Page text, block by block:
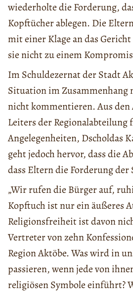
wiederholte die Forderung,
Kopftücher ablegen. Die
mit einer Klage an das
sie nicht zu einem
Im Schuldezernat der Stadt
Situation im
nicht kommentieren. Aus den
Leiters der Regionalabteilung
Angelegenheiten, Dscholdas
geht jedoch hervor, dass die
dass Eltern die Forderung der
„Wir rufen die Bürger auf,
Kopftuch ist nur ein äußeres
Religionsfreiheit ist davon
Vertreter von zehn
Region Aktöbe. Was wird in
passieren, wenn jede von
religiösen Symbole einführt?